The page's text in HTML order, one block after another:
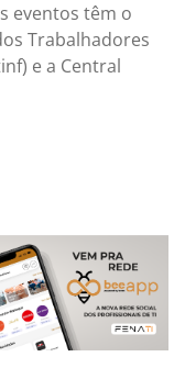
eventos têm o
Trabalhadores
e a Central